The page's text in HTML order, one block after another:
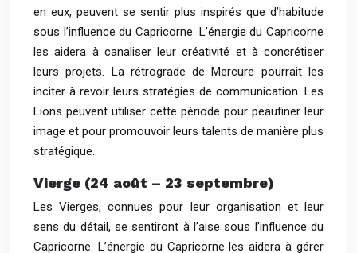
en eux, peuvent se sentir plus inspirés que d’habitude
sous l’influence du Capricorne. L’énergie du Capricorne
les aidera à canaliser leur créativité et à concrétiser
leurs projets. La rétrograde de Mercure pourrait les
inciter à revoir leurs stratégies de communication. Les
Lions peuvent utiliser cette période pour peaufiner leur
image et pour promouvoir leurs talents de manière plus
stratégique.
Vierge (24 août – 23 septembre)
Les Vierges, connues pour leur organisation et leur
sens du détail, se sentiront à l’aise sous l’influence du
Capricorne. L’énergie du Capricorne les aidera à gérer